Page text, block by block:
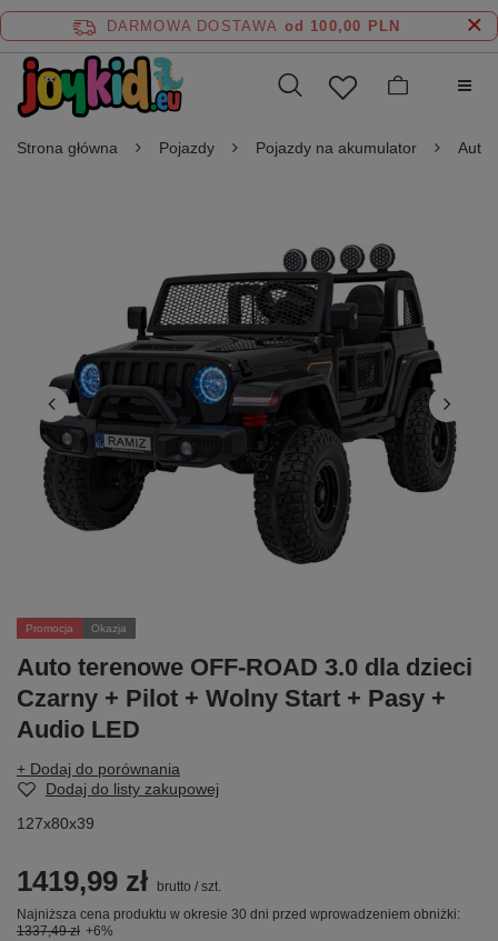
DARMOWA DOSTAWA od 100,00 PLN
Strona główna Pojazdy Pojazdy na akumulator Auta
Promocja Okazja
Auto terenowe OFF-ROAD 3.0 dla dzieci
Czarny + Pilot + Wolny Start + Pasy +
Audio LED
+ Dodaj do porównania
Dodaj do listy zakupowej
127x80x39
1419,99 zł brutto / szt.
Najniższa cena produktu w okresie 30 dni przed wprowadzeniem obniżki:
1337,49 zł +6%